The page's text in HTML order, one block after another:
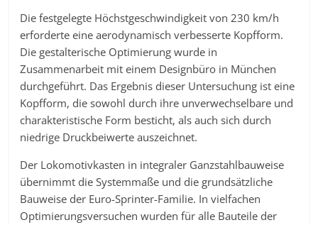
Die festgelegte Höchstgeschwindigkeit von 230 km/h
erforderte eine aerodynamisch verbesserte Kopfform.
Die gestalterische Optimierung wurde in
Zusammenarbeit mit einem Designbüro in München
durchgeführt. Das Ergebnis dieser Untersuchung ist eine
Kopfform, die sowohl durch ihre unverwechselbare und
charakteristische Form besticht, als auch sich durch
niedrige Druckbeiwerte auszeichnet.
Der Lokomotivkasten in integraler Ganzstahlbauweise
übernimmt die Systemmaße und die grundsätzliche
Bauweise der Euro-Sprinter-Familie. In vielfachen
Optimierungsversuchen wurden für alle Bauteile der